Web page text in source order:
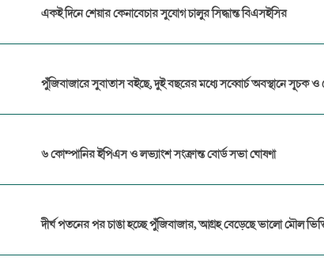
একই দিনে শেয়ার কেনাবেচার সুযোগ চালুর সিদ্ধান্ত বিএসইসির
পুঁজিবাজারে সুবাতাস বইছে, দুই বছরের মধ্যে সব্বোর্চ অবস্থানে সূচক ও
৬ কোম্পানির ইপিএস ও লভ্যাংশ সংক্রান্ত বোর্ড সভা ঘোষণা
দীর্ঘ পতনের পর চাঙা হচ্ছে পুঁজিবাজার, আগ্রহ বেড়েছে ভালো মৌল